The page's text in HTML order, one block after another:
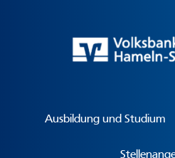
Ausbildung und Studium